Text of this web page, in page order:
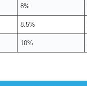
8%
8.5%
10%